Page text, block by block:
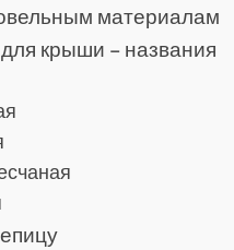
материалам
крыши – названия